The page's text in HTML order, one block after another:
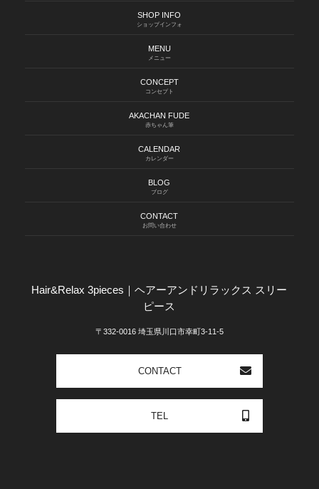
SHOP INFO
ショップインフォ
MENU
メニュー
CONCEPT
コンセプト
AKACHAN FUDE
赤ちゃん筆
CALENDAR
カレンダー
BLOG
ブログ
CONTACT
お問い合わせ
Hair&Relax 3pieces｜ヘアーアンドリラックス スリー
ピース
〒332-0016 埼玉県川口市幸町3-11-5
CONTACT
TEL